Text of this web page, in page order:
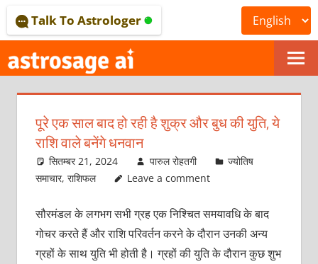
to
content
ONLINE
ASTROLOGICAL
JOURNAL
–
ASTROSAGE
MAGAZINE
Talk To Astrologer
पूरे एक साल बाद हो रही है शुक्र और बुध की युति, ये
राशि वाले बनेंगे धनवान
सितम्बर 21, 2024 पारुल रोहतगी
ज्योतिष
समाचार, राशिफल Leave a comment
सौरमंडल के लगभग सभी ग्रह एक निश्चित समयावधि के बाद
गोचर करते हैं और राशि परिवर्तन करने के दौरान उनकी अन्‍य
ग्रहों के साथ युति भी होती है। ग्रहों की यु‍ति के दौरान कुछ शुभ